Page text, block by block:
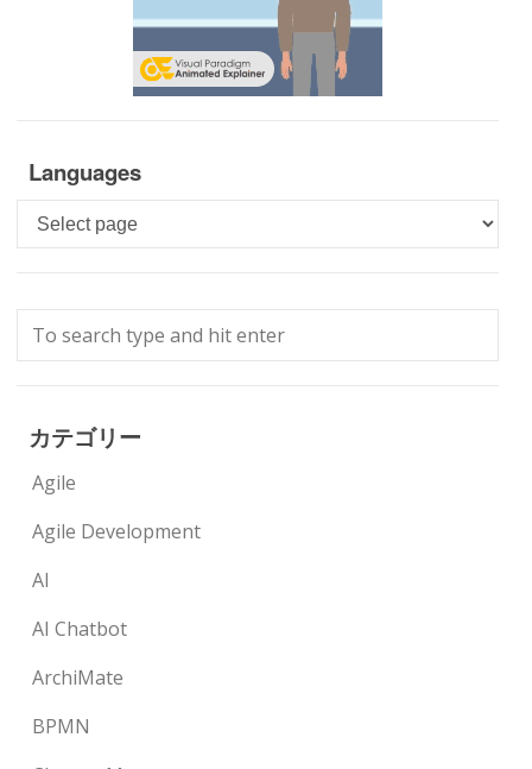
Languages
Languages
カテゴリー
Agile
Agile Development
AI
AI Chatbot
ArchiMate
BPMN